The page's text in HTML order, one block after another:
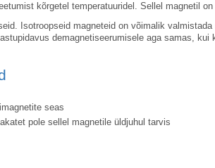
kõrgetel temperatuuridel. Sellel magnetil
Isotroopseid magneteid on võimalik
demagnetiseerumisele aga samas,
seas
pole sellel magnetile üldjuhul tarvis